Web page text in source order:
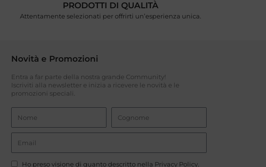
PRODOTTI DI QUALITÀ
Attentamente selezionati per offrirti un’esperienza unica.
Novità e Promozioni
Entra a far parte della nostra grande Community!
Iscriviti alla newsletter e inizia a ricevere le novità e le
promozioni speciali.
Ho preso visione di quanto descritto nella Privacy Policy.